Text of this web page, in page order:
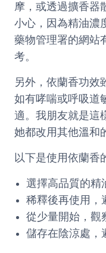
摩，或透過擴香器
小心，因為精油濃
藥物管理署的網站
考。
另外，依蘭香功效
如有哮喘或呼吸道
適。我朋友就是這
她都改用其他溫和
以下是使用依蘭香
選擇高品質的精
稀釋後再使用，
從少量開始，觀
儲存在陰涼處，